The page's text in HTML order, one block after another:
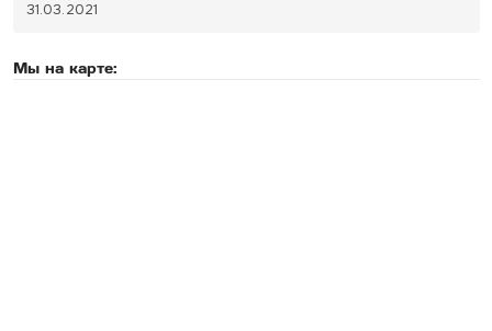
31.03.2021
Мы на карте: